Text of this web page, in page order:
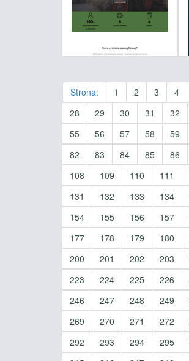
Strona: 1 2 3 4
28
29 30 31 32
55
56 57 58 59
82
83 84 85 86
108
109 110 111
131
132 133 134
154
155 156 157
177
178 179 180
200
201 202 203
223
224 225 226
246
247 248 249
269
270 271 272
292
293 294 295